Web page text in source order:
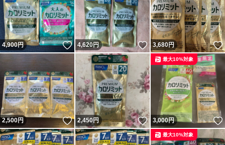
4,900円 いいね！
4,620円 いいね！
3,680円
2,500円 いいね！
2,450円 いいね！
3,000円
最大10%対象
最大10%対象